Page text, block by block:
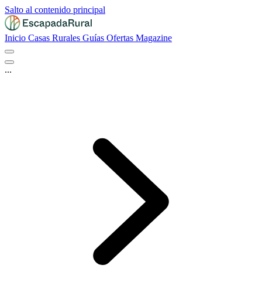
Salto al contenido principal
Inicio Casas Rurales Guías Ofertas Magazine
...